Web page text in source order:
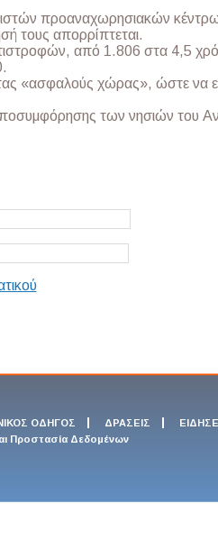
προαναχωρησιακών
τους απορρίπτεται.
από 1.806 στα 4,5
«ασφαλούς χώρας», ώστε να
των νησιών του
ΟΔΗΓΟΣ ΔΡΑΣΕΙΣ
Προστασία Δεδομένων